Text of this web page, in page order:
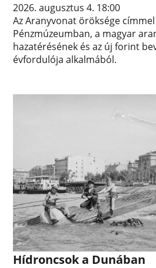
2026. augusztus 4. 18:00
Az Aranyvonat öröksége
Pénzmúzeumban, a magyar
hazatérésének és az új forint
évfordulója alkalmából.
Hídroncsok a Dunában